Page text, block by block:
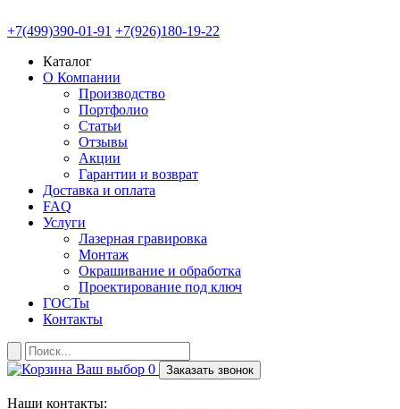
+7(499)390-01-91 +7(926)180-19-22
Каталог
О Компании
Производство
Портфолио
Статьи
Отзывы
Акции
Гарантии и возврат
Доставка и оплата
FAQ
Услуги
Лазерная гравировка
Монтаж
Окрашивание и обработка
Проектирование под ключ
ГОСТы
Контакты
Ваш выбор 0 Заказать звонок
Наши контакты: